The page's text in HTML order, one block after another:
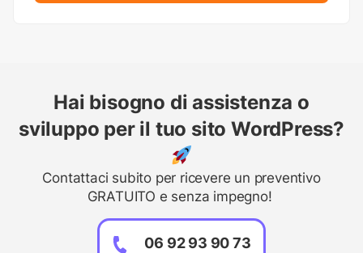
Hai bisogno di assistenza o
sviluppo per il tuo sito WordPress?
Contattaci subito per ricevere un preventivo
GRATUITO e senza impegno!
06 92 93 90 73